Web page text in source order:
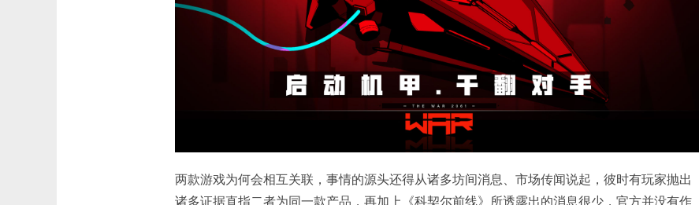
两款游戏为何会相互关联，事情的源头还得从诸多坊间消息、市场传闻说起，彼时有玩家抛出
诸多证据直指二者为同一款产品，再加上《科契尔前线》所透露出的消息很少，官方并没有作